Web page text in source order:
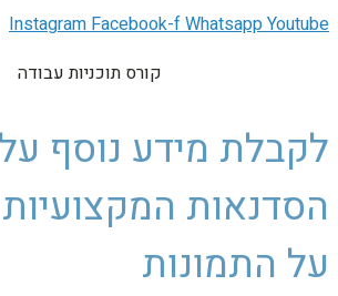
InstagramFacebook-fWhatsappYoutube
קורס תוכניות עבודה
לקבלת מידע נוסף על
הסדנאות
על התמונות